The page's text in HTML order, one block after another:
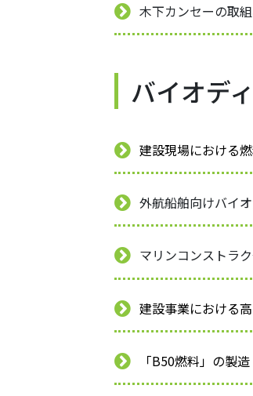
木下カンセーの取
バイオデ
建設現場における
外航船舶向けバイ
マリンコンストラ
建設事業における
「B50燃料」の製